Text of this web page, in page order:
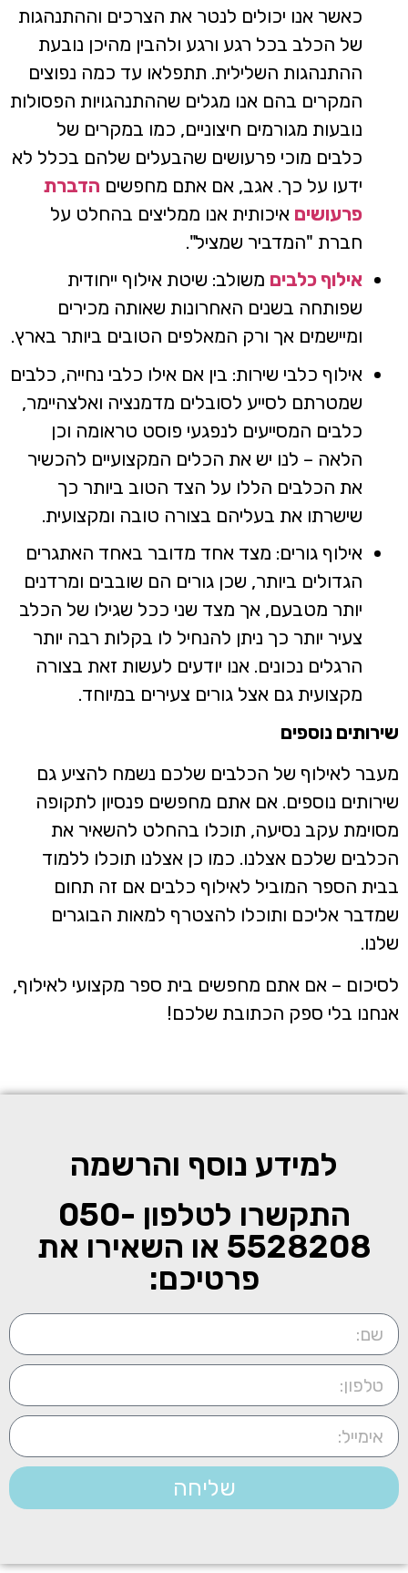
כאשר אנו יכולים לנטר את הצרכים וההתנהגות
של הכלב בכל רגע ורגע ולהבין מהיכן נובעת
ההתנהגות השלילית. תתפלאו עד כמה נפוצים
המקרים בהם אנו מגלים שההתנהגויות הפסולות
נובעות מגורמים חיצוניים, כמו במקרים של
כלבים מוכי פרעושים שהבעלים שלהם בכלל לא
ידעו על כך. אגב, אם אתם מחפשיםהדברת
פרעושיםאיכותית אנו ממליצים בהחלט על
חברת "המדביר שמציל".
אילוף כלביםמשולב: שיטת אילוף ייחודית
שפותחה בשנים האחרונות שאותה מכירים
ומיישמים אך ורק המאלפים הטובים ביותר בארץ.
אילוף כלבי שירות: בין אם אילו כלבי נחייה, כלבים
שמטרתם לסייע לסובלים מדמנציה ואלצהיימר,
כלבים המסייעים לנפגעי פוסט טראומה וכן
הלאה – לנו יש את הכלים המקצועיים להכשיר
את הכלבים הללו על הצד הטוב ביותר כך
שישרתו את בעליהם בצורה טובה ומקצועית.
אילוף גורים: מצד אחד מדובר באחד האתגרים
הגדולים ביותר, שכן גורים הם שובבים ומרדנים
יותר מטבעם, אך מצד שני ככל שגילו של הכלב
צעיר יותר כך ניתן להנחיל לו בקלות רבה יותר
הרגלים נכונים. אנו יודעים לעשות זאת בצורה
מקצועית גם אצל גורים צעירים במיוחד.
נוספים
לאילוף של הכלבים שלכם נשמח להציע גם
נוספים. אם אתם מחפשים פנסיון לתקופה
עקב נסיעה, תוכלו בהחלט להשאיר את
שלכם אצלנו. כמו כן אצלנו תוכלו ללמוד
הספר המוביל לאילוף כלבים אם זה תחום
אליכם ותוכלו להצטרף למאות הבוגרים
– אם אתם מחפשים בית ספר מקצועי לאילוף,
בלי ספק הכתובת שלכם!
למידע נוסף והרשמה
התקשרו לטלפון050-
5528208או השאירו את
פרטיכם:
שליחה